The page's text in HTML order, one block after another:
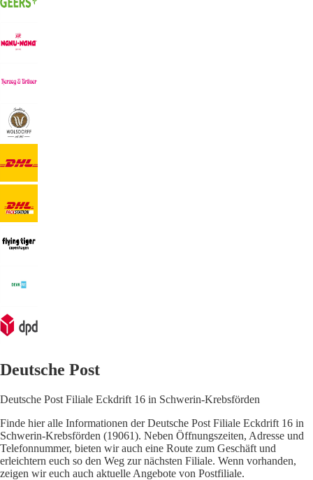
Deutsche Post
Deutsche Post Filiale Eckdrift 16 in Schwerin-Krebsförden
Finde hier alle Informationen der Deutsche Post Filiale Eckdrift 16 in
Schwerin-Krebsförden (19061). Neben Öffnungszeiten, Adresse und
Telefonnummer, bieten wir auch eine Route zum Geschäft und
erleichtern euch so den Weg zur nächsten Filiale. Wenn vorhanden,
zeigen wir euch auch aktuelle Angebote von Postfiliale.